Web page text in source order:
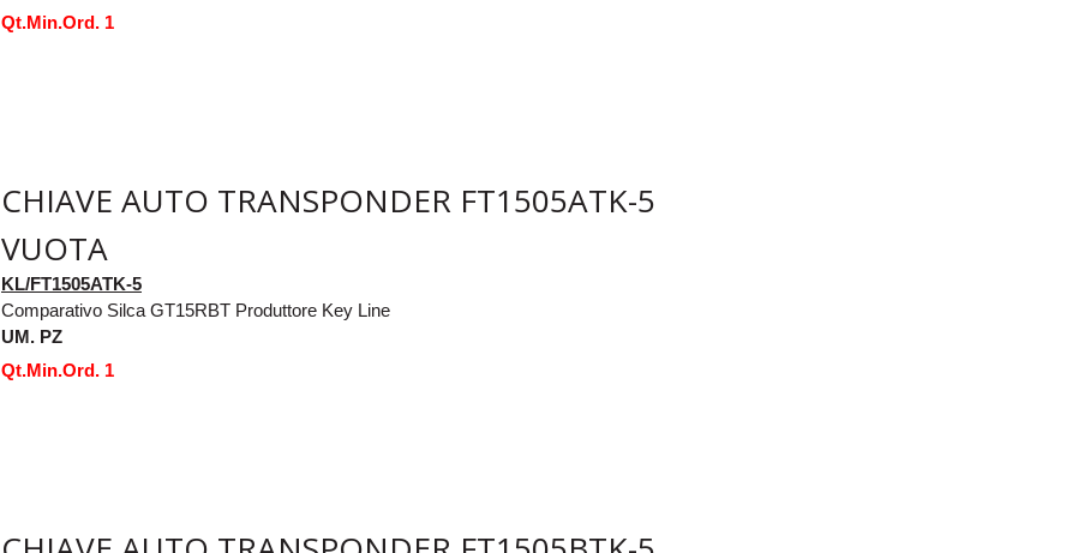
Qt.Min.Ord. 1
CHIAVE AUTO TRANSPONDER FT1505ATK-5
VUOTA
KL/FT1505ATK-5
Comparativo Silca GT15RBT Produttore Key Line
UM. PZ
Qt.Min.Ord. 1